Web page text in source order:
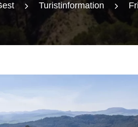
Turistinformation